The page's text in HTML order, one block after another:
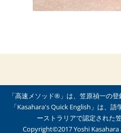
「高速メソッド®」は、笠原禎一の
「Kasahara's Quick English」は、
ーストラリアで認定された
Copyright©2017 Yoshi